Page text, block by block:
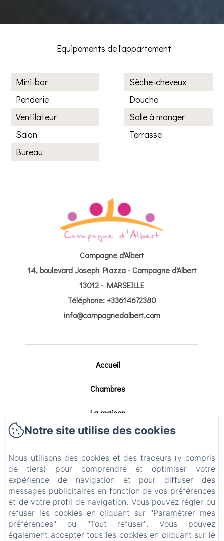
Equipements de l'appartement
Mini-bar
Penderie
Ventilateur
Salon
Bureau
Sèche-cheveux
Douche
Salle à manger
Terrasse
Campagne d'Albert
14, boulevard Joseph Piazza - Campagne d'Albert
13012 - MARSEILLE
Téléphone: +33614672380
info@campagnedalbert.com
Accueil
Chambres
La maison
Séminaires
Tournage
Contact
Politique de confidentialité
Informations légales
Notre site utilise des cookies
Nous utilisons des cookies et des traceurs (y compris
de tiers) pour comprendre et optimiser votre
expérience de navigation et pour diffuser des
messages publicitaires en fonction de vos préférences
et de votre profil de navigation. Vous pouvez régler ou
refuser les cookies en cliquant sur "Paramétrer mes
préférences" ou "Tout refuser". Vous pouvez
également accepter tous les cookies en cliquant sur le